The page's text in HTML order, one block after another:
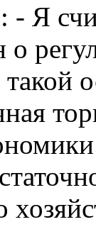
- Я
о
такой